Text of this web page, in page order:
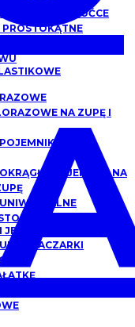
SZTUĆCE
NA ZUPĘ I
DO
POJEMNIKI NA
JEDNORAZOWE
FLACZARKI